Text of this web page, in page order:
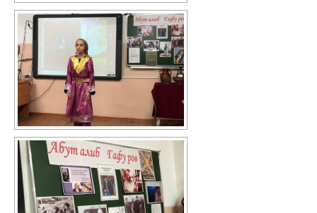
2021/2022 учебный год
Аналитическая справка
Летний лагерь
Снижение документационной нагрузки
Управление и надзор в сфере
образования
Библиотека